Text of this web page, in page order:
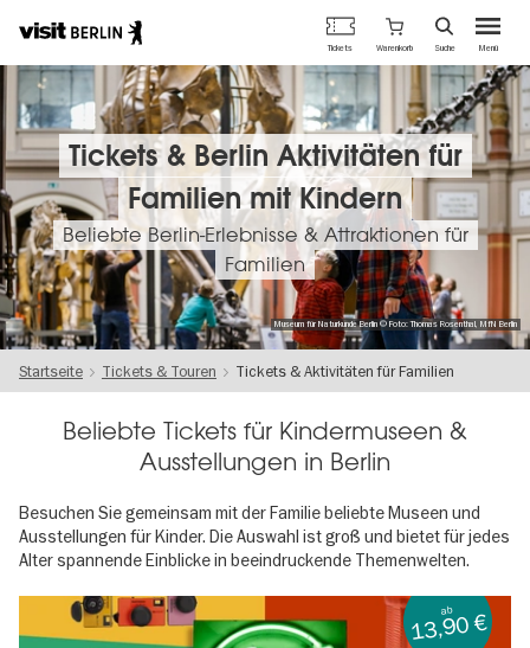
Direkt
Inhalt
Berlins
offizielles
Tourismusportal
Menü
Tickets Warenkorb Suche
Tickets & Berlin Aktivitäten für
Familien mit Kindern
Beliebte Berlin-Erlebnisse & Attraktionen für
Familien
Museum für Naturkunde Berlin © Foto: Thomas Rosenthal, MfN Berlin
Startseite Tickets & Touren Tickets & Aktivitäten für Familien
Beliebte Tickets für Kindermuseen &
Ausstellungen in Berlin
Besuchen Sie gemeinsam mit der Familie beliebte Museen und
Ausstellungen für Kinder. Die Auswahl ist groß und bietet für jedes
Alter spannende Einblicke in beeindruckende Themenwelten.
ab
13,90 €